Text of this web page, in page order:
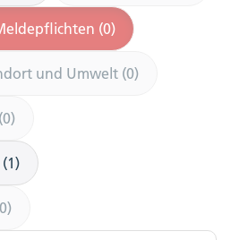
(0)
und Umwelt (0)